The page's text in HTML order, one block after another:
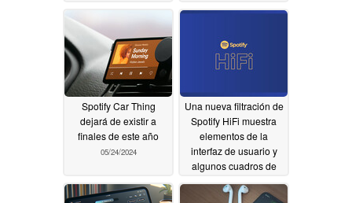
mensual de 18 dólares
07/24/2024
06/09/2024
Spotify Car Thing
dejará de existir a
finales de este año
05/24/2024
Una nueva filtración de
Spotify HiFi muestra
elementos de la
interfaz de usuario y
algunos cuadros de
diálogo05/04/2024